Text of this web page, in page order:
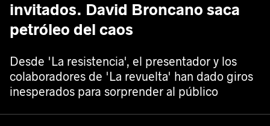
invitados. David Broncano saca
petróleo del caos
Desde 'La resistencia', el presentador y los
colaboradores de 'La revuelta' han dado giros
inesperados para sorprender al público